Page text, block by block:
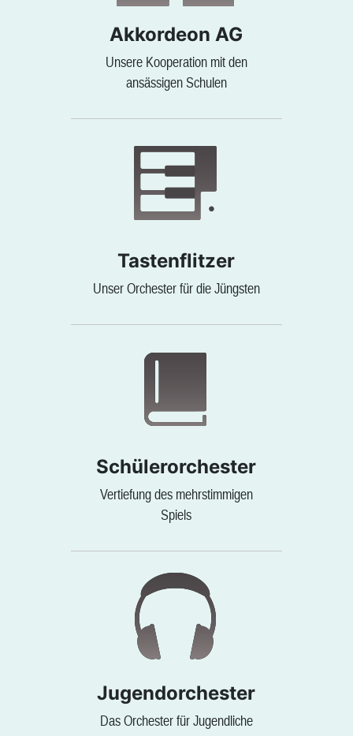
Akkordeon AG
Unsere Kooperation mit den
ansässigen Schulen
Tastenflitzer
Unser Orchester für die Jüngsten
Schülerorchester
Vertiefung des mehrstimmigen
Spiels
Jugendorchester
Das Orchester für Jugendliche